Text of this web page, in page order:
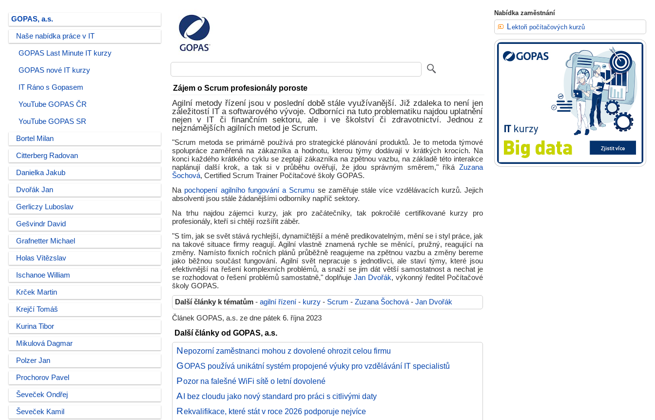
GOPAS, a.s.
Naše nabídka práce v IT
GOPAS Last Minute IT kurzy
GOPAS nové IT kurzy
IT Ráno s Gopasem
YouTube GOPAS ČR
YouTube GOPAS SR
Bortel Milan
Citterberg Radovan
Danielka Jakub
Dvořák Jan
Gerliczy Luboslav
Gešvindr David
Grafnetter Michael
Holas Vítězslav
Ischanoe William
Krček Martin
Krejčí Tomáš
Kurina Tibor
Mikulová Dagmar
Polzer Jan
Prochorov Pavel
Ševeček Ondřej
Ševeček Kamil
Zájem o Scrum profesionály poroste
Agilní metody řízení jsou v poslední době stále využívanější. Již zdaleka to není jen
záležitostí IT a softwarového vývoje. Odborníci na tuto problematiku najdou uplatnění
nejen v IT či finančním sektoru, ale i ve školství či zdravotnictví. Jednou z
nejznámějších agilních metod je Scrum.
"Scrum metoda se primárně používá pro strategické plánování produktů. Je to metoda týmové
spolupráce zaměřená na zákazníka a hodnotu, kterou týmy dodávají v krátkých krocích. Na
konci každého krátkého cyklu se zeptají zákazníka na zpětnou vazbu, na základě této interakce
naplánují další krok, a tak si v průběhu ověřují, že jdou správným směrem," říká Zuzana
Šochová, Certified Scrum Trainer Počítačové školy GOPAS.
Na pochopení agilního fungování a Scrumu se zaměřuje stále více vzdělávacích kurzů. Jejich
absolventi jsou stále žádanějšími odborníky napříč sektory.
Na trhu najdou zájemci kurzy, jak pro začátečníky, tak pokročilé certifikované kurzy pro
profesionály, kteří si chtějí rozšířit záběr.
"S tím, jak se svět stává rychlejší, dynamičtější a méně predikovatelným, mění se i styl práce, jak
na takové situace firmy reagují. Agilní vlastně znamená rychle se měnící, pružný, reagující na
změny. Namísto fixních ročních plánů průběžně reagujeme na zpětnou vazbu a změny bereme
jako běžnou součást fungování. Agilní svět nepracuje s jednotlivci, ale staví týmy, které jsou
efektivnější na řešení komplexních problémů, a snaží se jim dát větší samostatnost a nechat je
se rozhodovat o řešení problémů samostatně," doplňujeJan Dvořák, výkonný ředitel Počítačové
školy GOPAS.
Další články k tématům - agilní řízení - kurzy - Scrum - Zuzana Šochová - Jan Dvořák
Článek GOPAS, a.s. ze dne pátek 6. října 2023
Další články od GOPAS, a.s.
Nepozorní zaměstnanci mohou z dovolené ohrozit celou firmu
GOPAS používá unikátní systém propojené výuky pro vzdělávání IT specialistů
Pozor na falešné WiFi sítě o letní dovolené
AI bez cloudu jako nový standard pro práci s citlivými daty
Rekvalifikace, které stát v roce 2026 podporuje nejvíce
Nabídka zaměstnání
Lektoři počítačových kurzů